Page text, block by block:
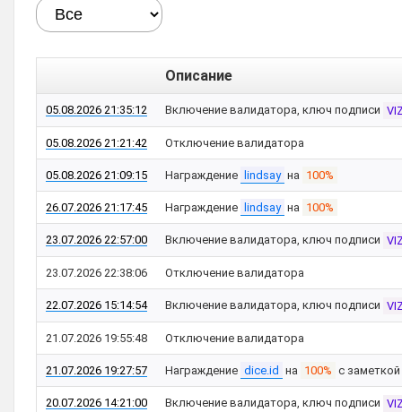
Описание
05.08.2026 21:35:12 Включение валидатора, ключ подписи
05.08.2026 21:21:42 Отключение валидатора
05.08.2026 21:09:15 Награждение lindsay на 100%
26.07.2026 21:17:45 Награждение lindsay на 100%
23.07.2026 22:57:00 Включение валидатора, ключ подписи
23.07.2026 22:38:06 Отключение валидатора
22.07.2026 15:14:54 Включение валидатора, ключ подписи
21.07.2026 19:55:48 Отключение валидатора
21.07.2026 19:27:57 Награждение dice.id на 100% с заметкой
20.07.2026 14:21:00 Включение валидатора, ключ подписи